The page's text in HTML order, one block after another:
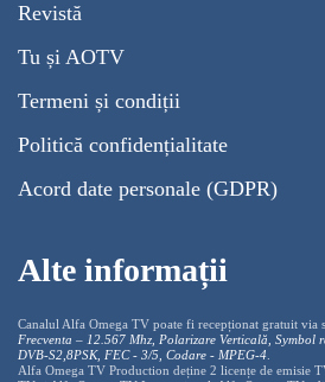
Revistă
Tu și AOTV
Termeni și condiții
Politică confidențialitate
Acord date personale (GDPR)
Alte informații
Canalul Alfa Omega TV poate fi recepționat gratuit via
Frecventa – 12.567 Mhz, Polarizare Verticală, Symbol
DVB-S2,8PSK, FEC - 3/5, Codare - MPEG-4
Alfa Omega TV Production deține 2 licențe de emisie